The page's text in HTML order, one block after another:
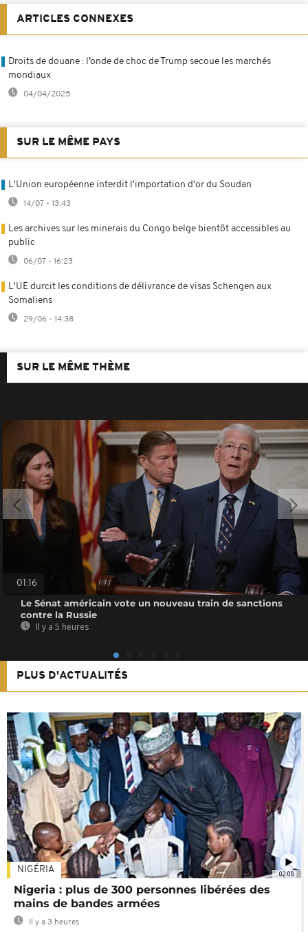
ARTICLES CONNEXES
Droits de douane : l’onde de choc de Trump secoue les marchés
mondiaux
04/04/2025
SUR LE MÊME PAYS
L'Union européenne interdit l'importation d'or du Soudan
14/07 - 13:43
Les archives sur les minerais du Congo belge bientôt accessibles au
public
06/07 - 16:23
L'UE durcit les conditions de délivrance de visas Schengen aux
Somaliens
29/06 - 14:38
SUR LE MÊME THÈME
01:16
Le Sénat américain vote un nouveau train de sanctions
contre la Russie
Il y a 5 heures
PLUS D'ACTUALITÉS
02:08
NIGÉRIA
Nigeria : plus de 300 personnes libérées des
mains de bandes armées
Il y a 3 heures